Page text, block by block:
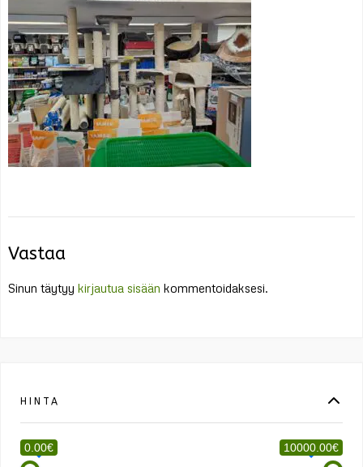
Vastaa
Sinun täytyy kirjautua sisään kommentoidaksesi.
HINTA
0.00€ 10000.00€